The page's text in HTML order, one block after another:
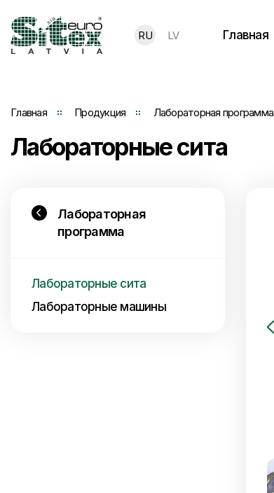
RU LV Главная
Главная Продукция Лабораторная программа
Лабораторные сита
Лабораторная
программа
Лабораторные сита
Лабораторные машины